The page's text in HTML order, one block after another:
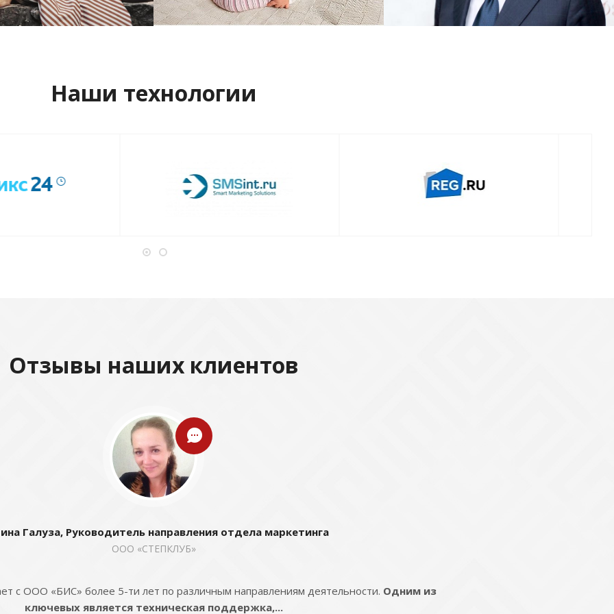
проект
Смотреть проект
Смотреть проект
Наши технологии
Отзывы наших клиентов
Галуза, Руководитель направления отдела маркетинга
ООО «СТЕПКЛУБ»
с ООО «БИС» более 5-ти лет по различным направлениям деятельности. Одним из
ключевых является техническая поддержка,...